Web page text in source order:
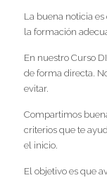
La buena noticia
la formación
En nuestro Curso
de forma directa.
evitar.
Compartimos
criterios que te
el inicio.
El objetivo es que